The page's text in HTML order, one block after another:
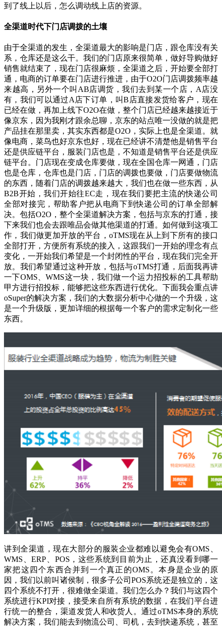
到了线上以后，怎么调动线上店的资源。
全渠道时代下门店调拨的土壤
由于全渠道的发生，全渠道最大的影响是门店，跟仓库没有关
系，仓库还是这么干。我们的门店原来很简单，做好导购做好
销售就结束了，现在门店很麻烦，全渠道之后，开始要全部打
通，电商的订单要在门店进行推进，由于O2O门店调拨频率越
来越高，另外一个叫AB店调货，我们去到某一个店，A店没
有，我们可以通过A店下订单，叫B店直接发货给客户，现在
已经在做，再加上线下O2O在做，整个门店已经越来越接近于
像京东，因为我刚才跟余总聊，京东的站点唯一没做的就是把
产品挂在那里卖，其实东西都是O2O，实际上也是全渠道。就
像电商，菜鸟也好京东也好，现在已经讲不清楚他是销售平台
还是供应链平台，服装门店也是，不知道是销售平台还是供应
链平台。门店现在变成仓库要做，现在全国仓库一网通，门店
也是仓库，仓库也是门店，门店的调拨也要做，门店要做物流
的东西，随着门店的调拨越来越大，我们也在做一些东西，从
B2B开始，我们开始往EC走，现在我们要把主流的快递公司
全部对接完，帮助客户把从电商下到快递公司的订单全部解
决。包括O2O，整个全渠道解决方案，包括与京东的打通，接
下来我们也会去跟唯品会做其他渠道的打通。如何做到这项工
作，我们做更加开放的平台，oTMS现在从上到下所有的接口
全部打开，方便所有系统的接入，这跟我们一开始的理念有点
变化，一开始我们希望是一个封闭性的平台，现在我们完全开
放。我们希望通过这种开放，包括与oTMS打通，后面我再讲
一下OMS、WMS这一块，我们做一个运力招投标的工具帮助
甲方进行招投标，能够把这些东西进行优化。下面我会重点讲
oSuper的解决方案，我们的大数据分析中心做的一个升级，这
是一个升级版，更加详细的根据每一个客户的需求定制化一些
东西。
讲到全渠道，现在大部分的服装企业都难以避免会有OMS、
WMS、ERP、POS，这些系统到目前为止，还真没看到哪一
家把这四个东西合并到一个真正的OMS。本身是企业的原
因，我们以前叫诸侯制，很多子公司POS系统还是独立的，这
四个系统不打开，很难做全渠道。我们怎么办？我们与这四个
系统进行KPI对接，接受来自所有系统的数据，在我们平台进
行统一的整合，渠道发货人和收货人。通过oTMS本身的系统
解决方案，我们能去到物流公司、司机，去到快递系统，甚至